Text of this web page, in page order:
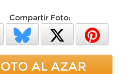
Compartir Foto:
AL AZAR